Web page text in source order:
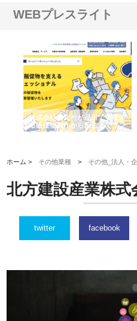
WEBプレスライト
株式会社耕文社が品川で実現す
る販促物製作から配送までワン
ストップ対応
ホーム > その他業種 > その他_法人・
北方建設産業株式
twitter facebook